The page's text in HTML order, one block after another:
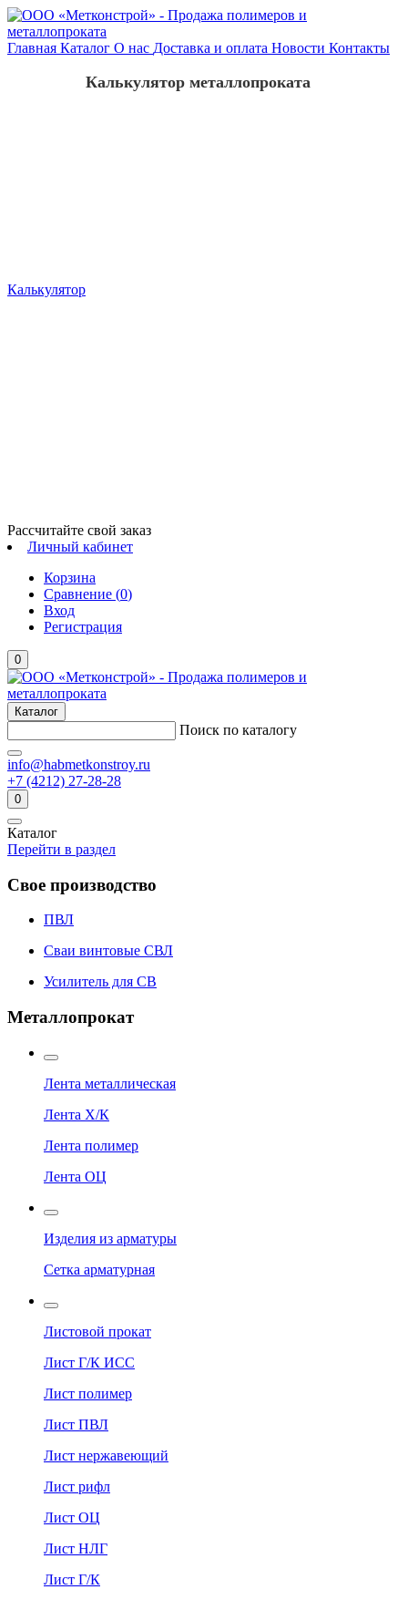
Главная Каталог О нас Доставка и оплата Новости Контакты
Калькулятор
Калькулятор металлопроката
Рассчитайте свой заказ
Личный кабинет
Корзина
Сравнение (0)
Вход
Регистрация
0
Каталог
Поиск по каталогу
info@habmetkonstroy.ru
+7 (4212) 27-28-28
0
Каталог
Перейти в раздел
Свое производство
ПВЛ
Сваи винтовые СВЛ
Усилитель для СВ
Металлопрокат
Лента металлическая
Лента Х/К
Лента полимер
Лента ОЦ
Изделия из арматуры
Сетка арматурная
Листовой прокат
Лист Г/К ИСС
Лист полимер
Лист ПВЛ
Лист нержавеющий
Лист рифл
Лист ОЦ
Лист НЛГ
Лист Г/К